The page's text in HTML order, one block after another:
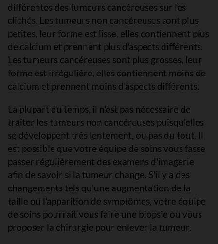
différentes des tumeurs cancéreuses sur les
clichés. Les tumeurs non cancéreuses sont plus
petites, leur forme est lisse, elles contiennent plus
de calcium et prennent plus d'aspects différents.
Les tumeurs cancéreuses sont plus grosses, leur
forme est irrégulière, elles contiennent moins de
calcium et prennent moins d'aspects différents.
La plupart du temps, il n'est pas nécessaire de
traiter les tumeurs non cancéreuses puisqu'elles
se développent très lentement, ou pas du tout. Il
est possible que votre équipe de soins vous fasse
passer régulièrement des examens d'imagerie
afin de savoir si la tumeur change. S'il y a des
changements tels qu'une augmentation de la
taille ou l'apparition de symptômes, votre équipe
de soins pourrait vous faire une biopsie ou vous
proposer la chirurgie pour enlever la tumeur.